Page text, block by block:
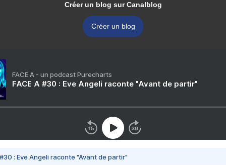
Créer un blog sur Canalblog
Créer un blog
FACE A - un podcast Purecharts
FACE A #30 : Eve Angeli raconte "Avant de partir"
#30 : Eve Angeli raconte "Avant de partir"